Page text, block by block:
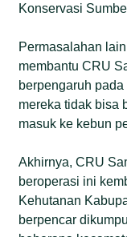
Konservasi
Permasalahan
membantu CRU
berpengaruh
mereka tidak bisa
masuk ke kebun
Akhirnya, CRU
beroperasi ini
Kehutanan
berpencar